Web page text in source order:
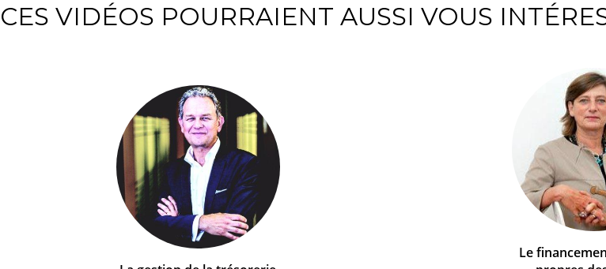
CES VIDÉOS POURRAIENT AUSSI VOUS
Le